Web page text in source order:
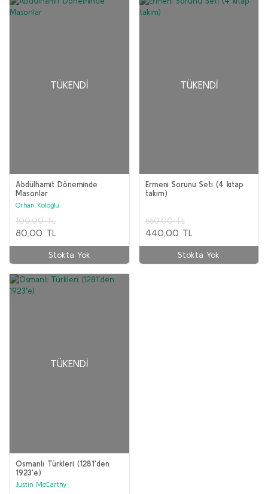
TÜKENDI
Abdülhamit Döneminde
Masonlar
Orhan Koloğlu
100,00 TL
80,00 TL
Stokta Yok
TÜKENDI
Ermeni Sorunu Seti (4 kitap
takım)
550,00 TL
440,00 TL
Stokta Yok
TÜKENDI
Osmanlı Türkleri (1281'den
1923'e)
Justin McCarthy